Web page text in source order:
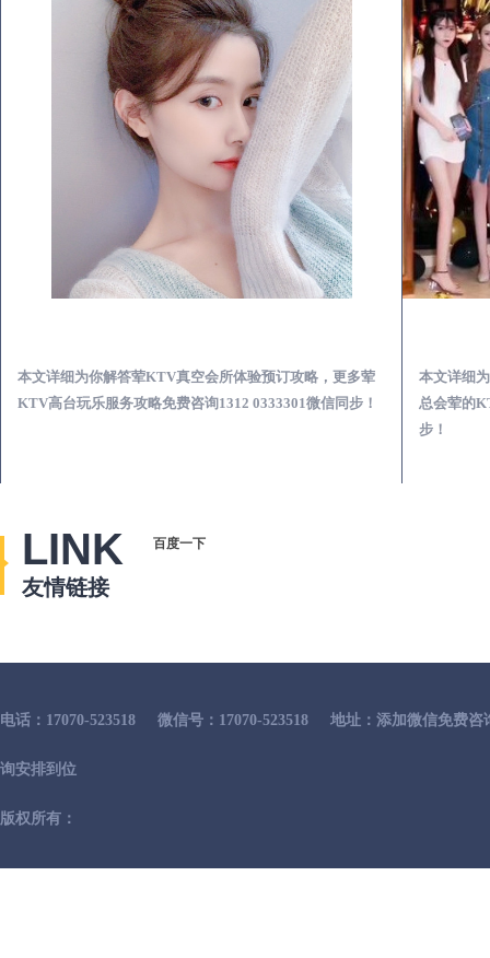
本文详细为你解答荤KTV真空会所体验预订攻略，更多荤
KTV高台玩乐服务攻略免费咨询1312 0333301微信同步！
本文详细
总会荤的
步！
LINK
友情链接
百度一下
电话：17070-523518 微信号：17070-523518 地址：添加微信免费
询安排到位
版权所有：